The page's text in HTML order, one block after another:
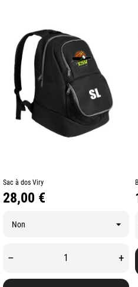
Sac à dos Viry
Prix
28,00 €
– +